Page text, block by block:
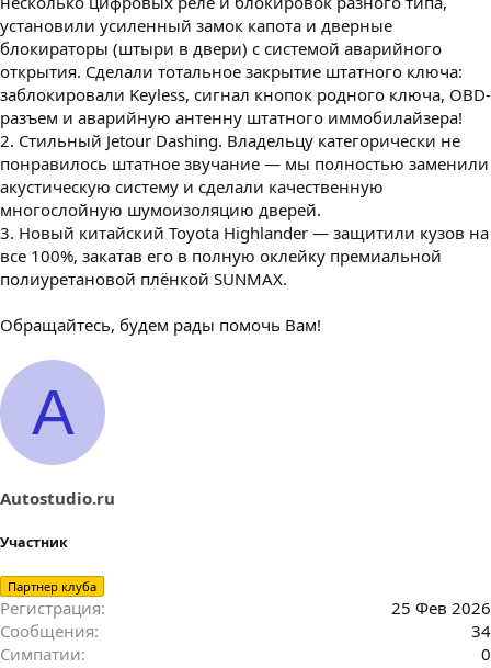
установили усиленный замок капота и дверные
блокираторы (штыри в двери) с системой аварийного
открытия. Сделали тотальное закрытие штатного ключа:
заблокировали Keyless, сигнал кнопок родного ключа, OBD-
разъем и аварийную антенну штатного иммобилайзера!
2. Стильный Jetour Dashing. Владельцу категорически не
понравилось штатное звучание — мы полностью заменили
акустическую систему и сделали качественную
многослойную шумоизоляцию дверей.
3. Новый китайский Toyota Highlander — защитили кузов на
все 100%, закатав его в полную оклейку премиальной
полиуретановой плёнкой SUNMAX.
Обращайтесь, будем рады помочь Вам!
A
Autostudio.ru
Участник
Партнер клуба
Регистрация
25 Фев 2026
Сообщения
34
Симпатии
0